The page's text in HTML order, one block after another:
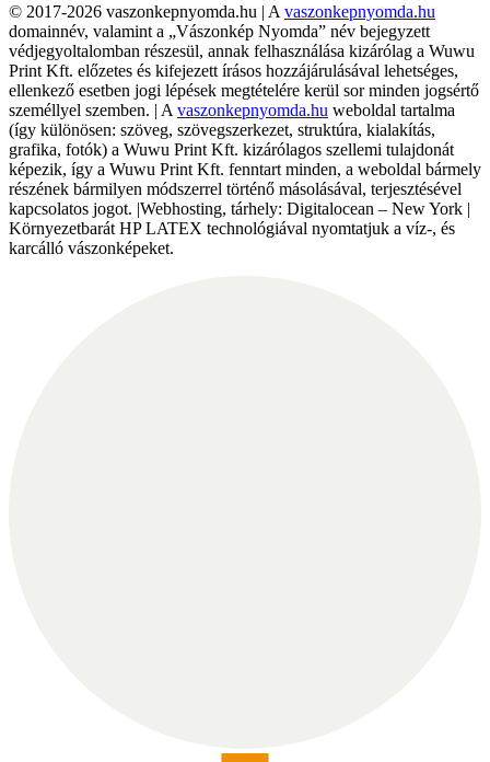
© 2017-2026 vaszonkepnyomda.hu | A vaszonkepnyomda.hu
domainnév, valamint a „Vászonkép Nyomda” név bejegyzett
védjegyoltalomban részesül, annak felhasználása kizárólag a Wuwu
Print Kft. előzetes és kifejezett írásos hozzájárulásával lehetséges,
ellenkező esetben jogi lépések megtételére kerül sor minden jogsértő
személlyel szemben. | A vaszonkepnyomda.hu weboldal tartalma
(így különösen: szöveg, szövegszerkezet, struktúra, kialakítás,
grafika, fotók) a Wuwu Print Kft. kizárólagos szellemi tulajdonát
képezik, így a Wuwu Print Kft. fenntart minden, a weboldal bármely
részének bármilyen módszerrel történő másolásával, terjesztésével
kapcsolatos jogot. |Webhosting, tárhely: Digitalocean – New York |
Környezetbarát HP LATEX technológiával nyomtatjuk a víz-, és
karcálló vászonképeket.